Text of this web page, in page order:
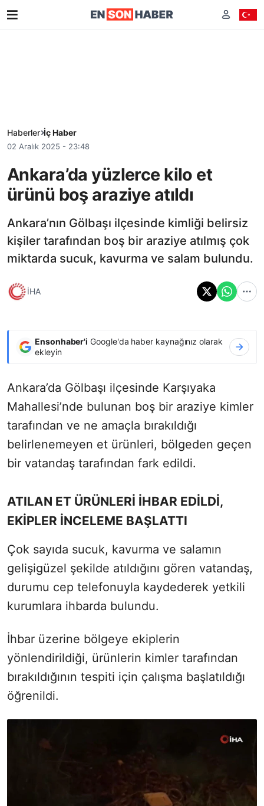
Haberler İç Haber
02 Aralık 2025 - 23:48
Ankara’da yüzlerce kilo et
ürünü boş araziye atıldı
Ankara’nın Gölbaşı ilçesinde kimliği belirsiz
kişiler tarafından boş bir araziye atılmış çok
miktarda sucuk, kavurma ve salam bulundu.
İHA
Ensonhaber'i Google'da haber kaynağınız olarak
ekleyin
Ankara’da Gölbaşı ilçesinde Karşıyaka
Mahallesi’nde bulunan boş bir araziye kimler
tarafından ve ne amaçla bırakıldığı
belirlenemeyen et ürünleri, bölgeden geçen
bir vatandaş tarafından fark edildi.
ATILAN ET ÜRÜNLERİ İHBAR EDİLDİ,
EKİPLER İNCELEME BAŞLATTI
Çok sayıda sucuk, kavurma ve salamın
gelişigüzel şekilde atıldığını gören vatandaş,
durumu cep telefonuyla kaydederek yetkili
kurumlara ihbarda bulundu.
İhbar üzerine bölgeye ekiplerin
yönlendirildiği, ürünlerin kimler tarafından
bırakıldığının tespiti için çalışma başlatıldığı
öğrenildi.